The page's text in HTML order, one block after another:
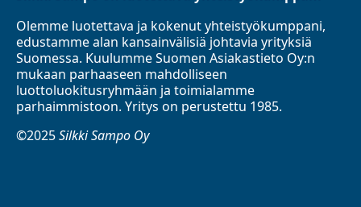
Olemme luotettava ja kokenut yhteistyökumppani,
edustamme alan kansainvälisiä johtavia yrityksiä
Suomessa. Kuulumme Suomen Asiakastieto Oy:n
mukaan parhaaseen mahdolliseen
luottoluokitusryhmään ja toimialamme
parhaimmistoon. Yritys on perustettu 1985.
©2025Silkki Sampo Oy